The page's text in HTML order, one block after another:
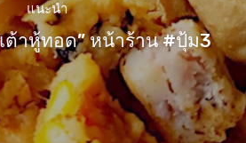
แนะนำ
ต้าหู้ทอด” หน้าร้าน #ปุ้ม3